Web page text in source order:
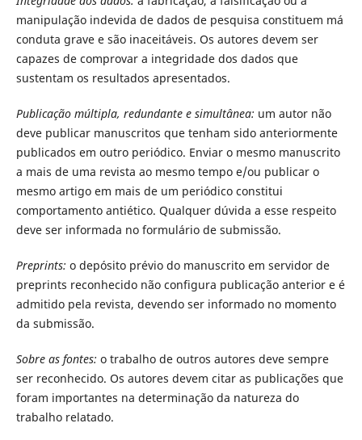
manipulação indevida de dados de pesquisa constituem má
conduta grave e são inaceitáveis. Os autores devem ser
capazes de comprovar a integridade dos dados que
sustentam os resultados apresentados.
Publicação múltipla, redundante e simultânea: um autor não
deve publicar manuscritos que tenham sido anteriormente
publicados em outro periódico. Enviar o mesmo manuscrito
a mais de uma revista ao mesmo tempo e/ou publicar o
mesmo artigo em mais de um periódico constitui
comportamento antiético. Qualquer dúvida a esse respeito
deve ser informada no formulário de submissão.
Preprints: o depósito prévio do manuscrito em servidor de
preprints reconhecido não configura publicação anterior e é
admitido pela revista, devendo ser informado no momento
da submissão.
Sobre as fontes: o trabalho de outros autores deve sempre
ser reconhecido. Os autores devem citar as publicações que
foram importantes na determinação da natureza do
trabalho relatado.